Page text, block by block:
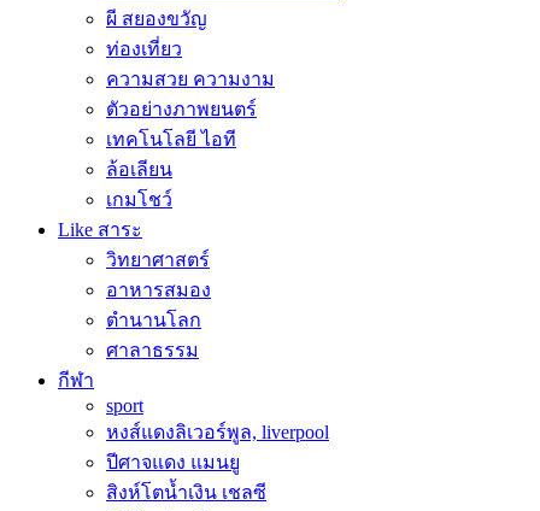
ผี สยองขวัญ
ท่องเที่ยว
ความสวย ความงาม
ตัวอย่างภาพยนตร์
เทคโนโลยี ไอที
ล้อเลียน
เกมโชว์
Like สาระ
วิทยาศาสตร์
อาหารสมอง
ตำนานโลก
ศาลาธรรม
กีฬา
sport
หงส์แดงลิเวอร์พูล, liverpool
ปีศาจแดง แมนยู
สิงห์โตน้ำเงิน เชลซี